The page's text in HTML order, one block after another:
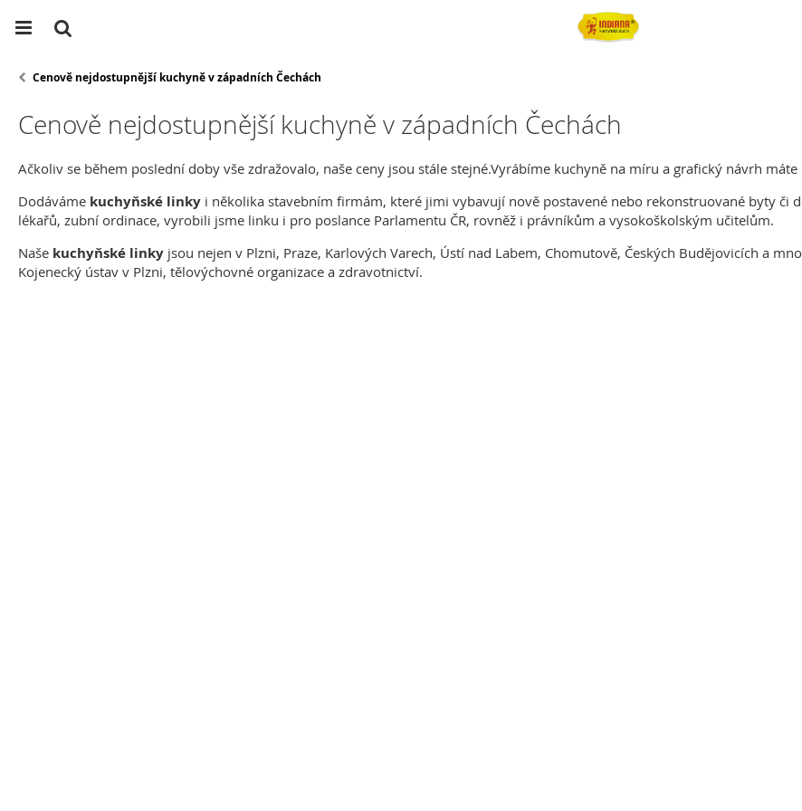
Cenově nejdostupnější kuchyně v západních Čechách
Cenově nejdostupnější kuchyně v západních Čechách
Ačkoliv se během poslední doby vše zdražovalo, naše ceny jsou stále stejné.Vyrábíme kuchyně na míru a grafický návrh máte
Dodáváme kuchyňské linky i několika stavebním firmám, které jimi vybavují nově postavené nebo rekonstruované byty či
lékařů, zubní ordinace, vyrobili jsme linku i pro poslance Parlamentu ČR, rovněž i právníkům a vysokoškolským učitelům.
Naše kuchyňské linky jsou nejen v Plzni, Praze, Karlových Varech, Ústí nad Labem, Chomutově, Českých Budějovicích a
Kojenecký ústav v Plzni, tělovýchovné organizace a zdravotnictví.